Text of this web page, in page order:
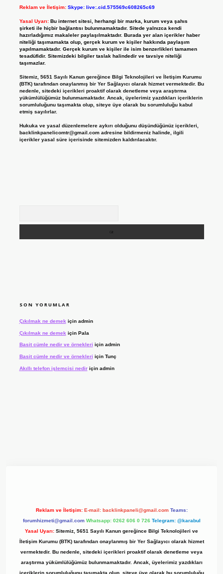
Reklam ve İletişim: Skype: live:.cid.575569c608265c69
Yasal Uyarı: Bu internet sitesi, herhangi bir marka, kurum veya şahıs
şirketi ile hiçbir bağlantısı bulunmamaktadır. Sitede yalnızca kendi
hazırladığımız makaleler paylaşılmaktadır. Burada yer alan içerikler haber
niteliği taşımamakta olup, gerçek kurum ve kişiler hakkında paylaşım
yapılmamaktadır. Gerçek kurum ve kişiler ile isim benzerlikleri tamamen
tesadüfidir. Sitemizdeki bilgiler taslak halindedir ve tavsiye niteliği
taşımazlar.
Sitemiz, 5651 Sayılı Kanun gereğince Bilgi Teknolojileri ve İletişim Kurumu
(BTK) tarafından onaylanmış bir Yer Sağlayıcı olarak hizmet vermektedir. Bu
nedenle, sitedeki içerikleri proaktif olarak denetleme veya araştırma
yükümlülüğümüz bulunmamaktadır. Ancak, üyelerimiz yazdıkları içeriklerin
sorumluluğunu taşımakta olup, siteye üye olarak bu sorumluluğu kabul
etmiş sayılırlar.
Hukuka ve yasal düzenlemelere aykırı olduğunu düşündüğünüz içerikleri,
backlinkpanelicomtr@gmail.comadresine bildirmeniz halinde, ilgili
içerikler yasal süre içerisinde sitemizden kaldırılacaktır.
SON YORUMLAR
Çıkılmak ne demek için admin
Çıkılmak ne demek için Pala
Basit cümle nedir ve örnekleri için admin
Basit cümle nedir ve örnekleri için Tunç
Akıllı telefon işlemcisi nediriçin admin
Reklam ve İletişim: E-mail: backlinkpaneli@gmail.com Teams:
forumhizmeti@gmail.com Whatsapp: 0262 606 0 726 Telegram: @karabul
Yasal Uyarı: Sitemiz, 5651 Sayılı Kanun gereğince Bilgi Teknolojileri ve
İletişim Kurumu (BTK) tarafından onaylanmış bir Yer Sağlayıcı olarak hizmet
vermektedir. Bu nedenle, sitedeki içerikleri proaktif olarak denetleme veya
araştırma yükümlülüğümüz bulunmamaktadır. Ancak, üyelerimiz yazdıkları
içeriklerin sorumluluğunu taşımakta olup, siteye üye olarak bu sorumluluğu